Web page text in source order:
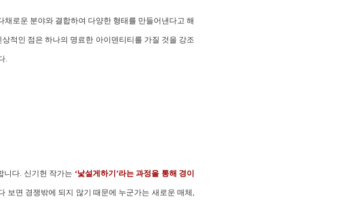
로운 분야와 결합하여 다양한 형태를 만들어낸다고 해
적인 점은 하나의 명료한 아이덴티티를 가질 것을 강조
.
니다. 신기헌 작가는 ‘낯설게하기’라는 과정을 통해 경이
보면 경쟁밖에 되지 않기 때문에 누군가는 새로운 매체,